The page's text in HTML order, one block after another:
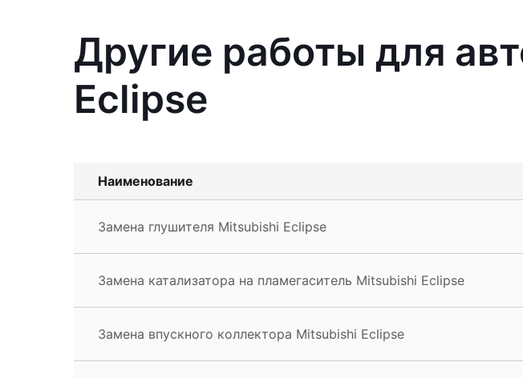
Другие работы для
Eclipse
Наименование
Замена глушителя Mitsubishi Eclipse
Замена катализатора на пламегаситель Mitsubishi Eclipse
Замена впускного коллектора Mitsubishi Eclipse